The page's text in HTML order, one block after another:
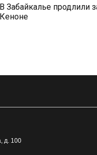
В Забайкалье продлили
Кеноне
д. 100